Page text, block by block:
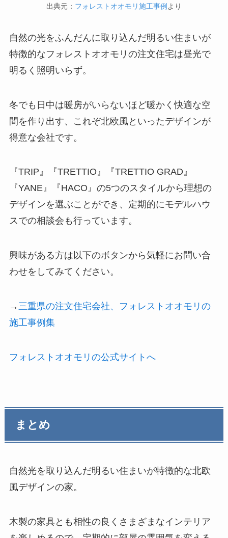
出典元： フォレストオオモリ施工事例 より
自然の光をふんだんに取り込んだ明るい住まいが
特徴的なフォレストオオモリの注文住宅は昼光で
明るく照明いらず。
冬でも日中は暖房がいらないほど暖かく快適な空
間を作り出す、これぞ北欧風といったデザインが
得意な会社です。
『TRIP』『TRETTIO』『TRETTIO GRAD』
『YANE』『HACO』の5つのスタイルから理想の
デザインを選ぶことができ、定期的にモデルハウ
スでの相談会も行っています。
興味がある方は以下のボタンから気軽にお問い合
わせをしてみてください。
→ 三重県の注文住宅会社、フォレストオオモリの
施工事例集
フォレストオオモリの公式サイトへ
まとめ
自然光を取り込んだ明るい住まいが特徴的な北欧
風デザインの家。
木製の家具とも相性の良くさまざまなインテリア